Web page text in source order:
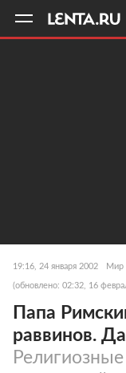
19:16, 24 января 2002 Мир
(обновлено: 02:32, 16
Папа
раввинов.